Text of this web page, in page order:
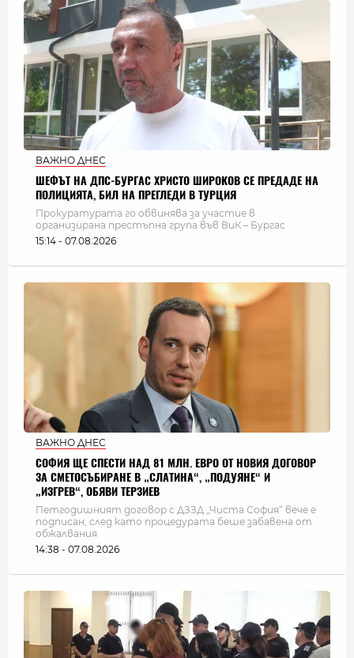
ВАЖНО ДНЕС
ШЕФЪТ НА ДПС-БУРГАС ХРИСТО ШИРОКОВ СЕ ПРЕДАДЕ НА
ПОЛИЦИЯТА, БИЛ НА ПРЕГЛЕДИ В ТУРЦИЯ
Прокуратурата го обвинява за участие в
организирана престъпна група във ВиК – Бургас
15:14 - 07.08.2026
ВАЖНО ДНЕС
СОФИЯ ЩЕ СПЕСТИ НАД 81 МЛН. ЕВРО ОТ НОВИЯ ДОГОВОР
ЗА СМЕТОСЪБИРАНЕ В „СЛАТИНА“, „ПОДУЯНЕ“ И
„ИЗГРЕВ“, ОБЯВИ ТЕРЗИЕВ
Петгодишният договор с ДЗЗД „Чиста София“ вече е
подписан, след като процедурата беше забавена от
обжалвания
14:38 - 07.08.2026